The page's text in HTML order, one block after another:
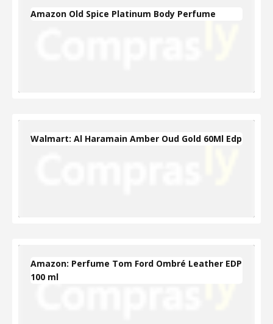
Amazon Old Spice Platinum Body Perfume
Walmart: Al Haramain Amber Oud Gold 60Ml Edp
Amazon: Perfume Tom Ford Ombré Leather EDP
100 ml